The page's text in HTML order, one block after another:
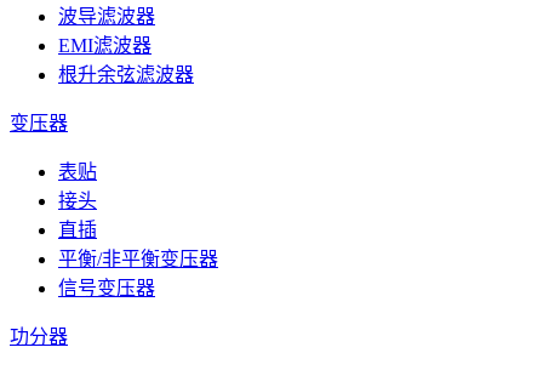
波导滤波器
EMI滤波器
根升余弦滤波器
变压器
表贴
接头
直插
平衡/非平衡变压器
信号变压器
功分器